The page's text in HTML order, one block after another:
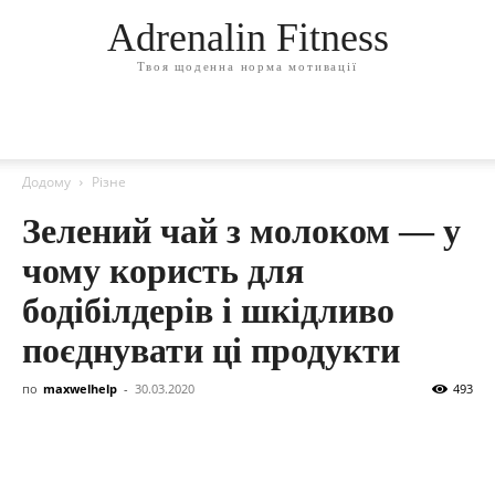
Adrenalin Fitness
Твоя щоденна норма мотивації
Додому Різне
Зелений чай з молоком — у
чому користь для
бодібілдерів і шкідливо
поєднувати ці продукти
по maxwelhelp - 30.03.2020 493